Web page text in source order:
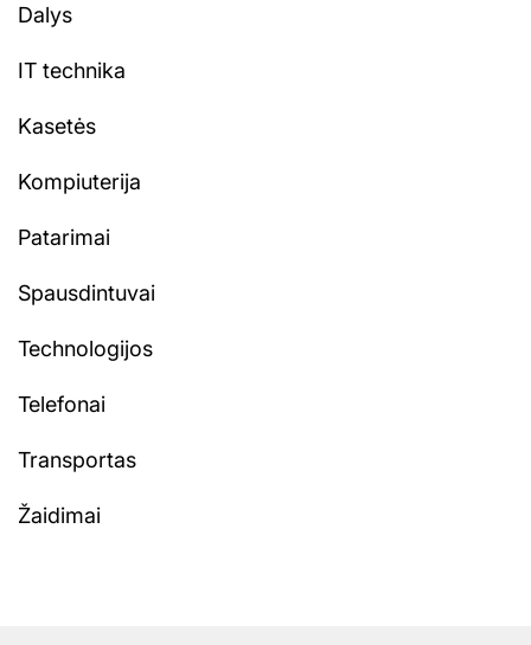
Dalys
IT technika
Kasetės
Kompiuterija
Patarimai
Spausdintuvai
Technologijos
Telefonai
Transportas
Žaidimai